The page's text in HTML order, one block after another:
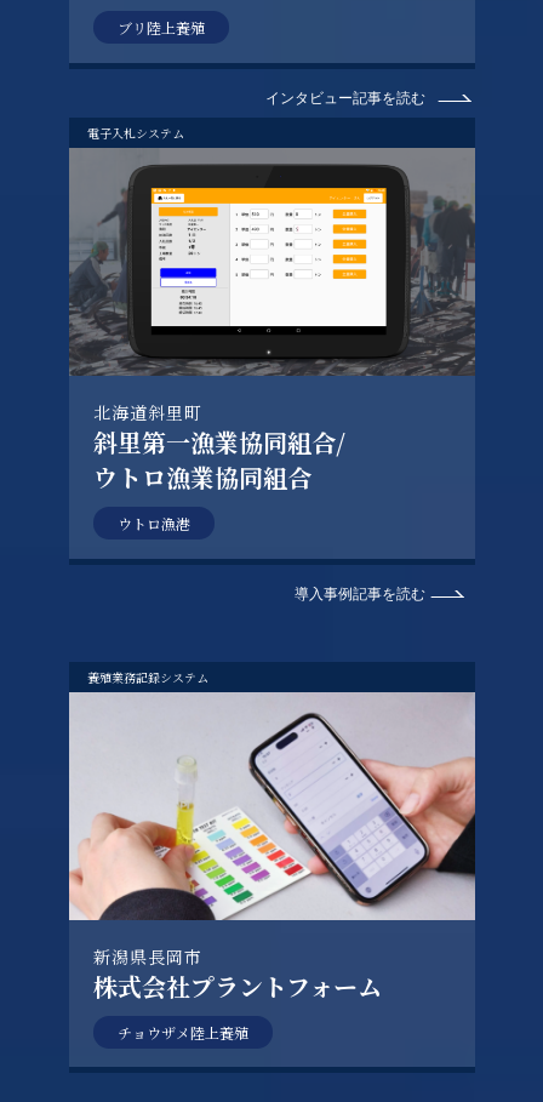
ブリ陸上養殖
インタビュー記事を読む
電子入札システム
北海道斜里町
斜里第一漁業協同組合/
ウトロ漁業協同組合
ウトロ漁港
導入事例記事を読む
養殖業務記録システム
新潟県長岡市
株式会社プラントフォーム
チョウザメ陸上養殖